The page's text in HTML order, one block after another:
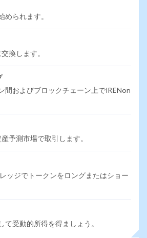
められます。
換します。
間およびブロックチェーン上でIRENon
産予測市場で取引します。
ッジでトークンをロングまたはショー
て受動的所得を得ましょう。